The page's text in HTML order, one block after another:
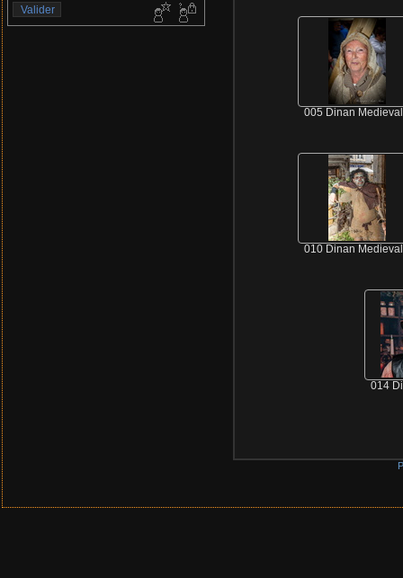
005 Dinan
010 Dinan
014